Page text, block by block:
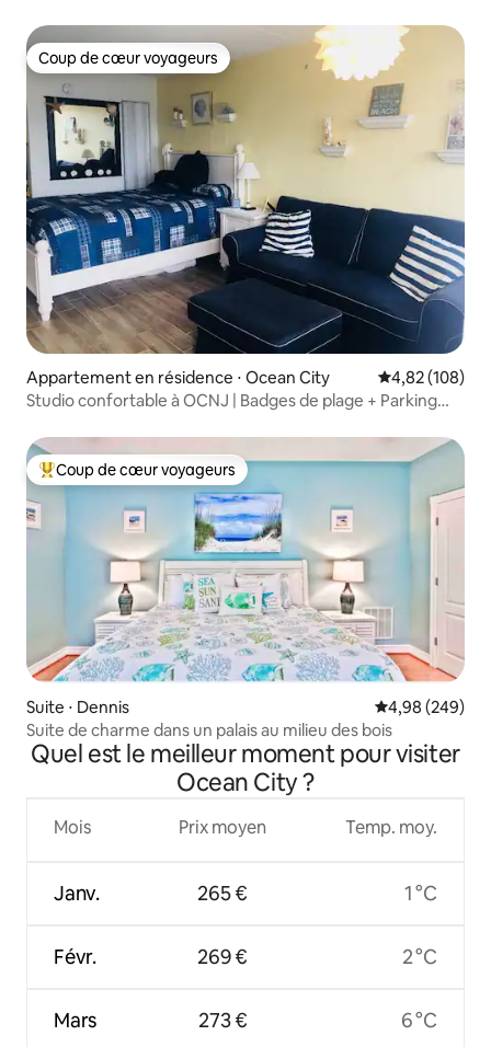
Coup de cœur voyageurs
Coup de cœur voyageurs
Appartement en résidence ⋅ Ocean City Évaluation
4,82 (108)
Studio confortable à OCNJ | Badges de plage + Parking
Coups de cœur voyageurs les plus appréciés
Coup de cœur voyageurs
Suite ⋅ Dennis Évaluation
4,98 (249)
Suite de charme dans un palais au milieu des bois
Quel est le meilleur moment pour visiter
Ocean City ?
Mois
Janv.
Févr.
Mars
Prix moyen
265 €
269 €
273 €
Temp. moy.
1 °C
2 °C
6 °C